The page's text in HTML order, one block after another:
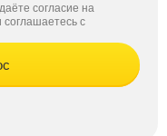
согласие на
с